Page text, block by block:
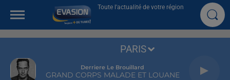
Toute l'actualité de votre région
Derriere Le Brouillard
GRAND CORPS MALADE ET LOUANE
PARIS